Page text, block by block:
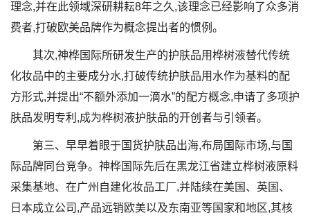
理念,并在此领域深研耕耘8年之久,该理念已经影响了众多消
费者,打破欧美品牌作为概念提出者的惯例。
其次,神桦国际所研发生产的护肤品用桦树液替代传统
化妆品中的主要成分水,打破传统护肤品用水作为基料的配
方形式,并提出“不额外添加一滴水”的配方概念,申请了多项护
肤品发明专利,成为桦树液护肤品的开创者与引领者。
第三、早早着眼于国货护肤品出海,布局国际市场,与国
际品牌同台竞争。神桦国际先后在黑龙江省建立桦树液原料
采集基地、在广州自建化妆品工厂,并陆续在美国、英国、
日本成立公司,产品远销欧美以及东南亚等国家和地区,其核